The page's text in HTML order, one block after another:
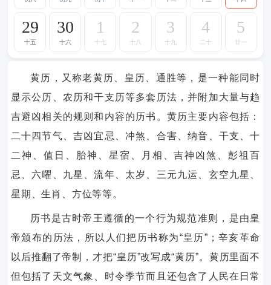
29
十五
30
十六
1
十七
2
十八
3
十九
4
二十
5
廿一
黄历，又称老黄历、皇历、通胜等，是一种能同时
显示公历、农历和干支历等多套历法，并附加大量与趋
吉避凶相关的规则和内容的历书。黄历主要内容包括：
二十四节气、吉凶宜忌、冲煞、合害、纳音、干支、十
二神、值日、胎神、星宿、月相、吉神凶煞、彭祖百
忌、六曜、九星、流年、太岁、三元九运、玄空九星、
星期、生肖、方位等等。
历书是古时帝王遵循的一个行为规范准则，是由皇
帝颁布的历法，所以人们把历书称为“皇历”；辛亥革命
以后推翻了帝制，才把“皇历”改写成“黄历”。黄历里面不
但包括了天文气象、时令季节而且还包含了人民在日常